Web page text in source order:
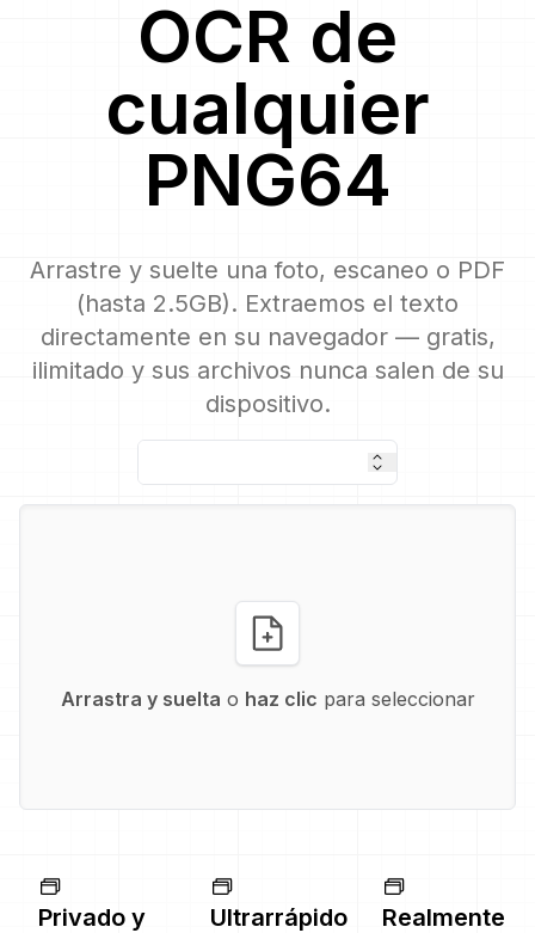
OCR de
cualquier
PNG64
Arrastre y suelte una foto, escaneo o PDF
(hasta 2.5GB). Extraemos el texto
directamente en su navegador — gratis,
ilimitado y sus archivos nunca salen de su
dispositivo.
Arrastra y suelta o haz clic para seleccionar
Privado y
Ultrarrápido
Realmente